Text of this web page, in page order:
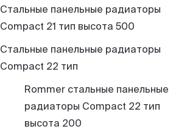
Стальные панельные радиаторы
Compact 21 тип высота 500
Стальные панельные радиаторы
Compact 22 тип
Rommer стальные панельные
радиаторы Compact 22 тип
высота 200